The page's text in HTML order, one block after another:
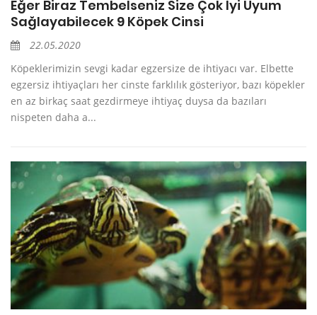
Eğer Biraz Tembelseniz Size Çok İyi Uyum
Sağlayabilecek 9 Köpek Cinsi
22.05.2020
Köpeklerimizin sevgi kadar egzersize de ihtiyacı var. Elbette
egzersiz ihtiyaçları her cinste farklılık gösteriyor, bazı köpekler
en az birkaç saat gezdirmeye ihtiyaç duysa da bazıları
nispeten daha a...